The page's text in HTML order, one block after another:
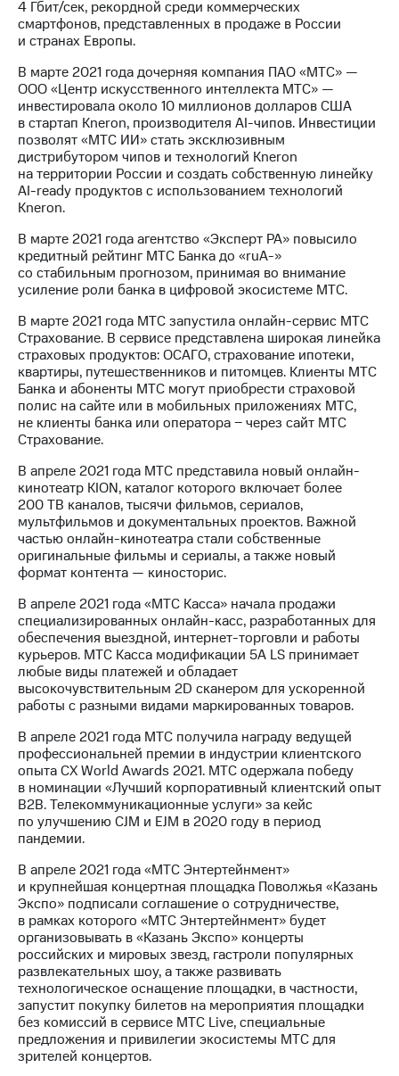
4 Гбит/сек, рекордной среди коммерческих
смартфонов, представленных в продаже в России
и странах Европы.
В марте 2021 года дочерняя компания ПАО «МТС» —
ООО «Центр искусственного интеллекта МТС» —
инвестировала около 10 миллионов долларов США
в стартап Kneron, производителя AI-чипов. Инвестиции
позволят «МТС ИИ» стать эксклюзивным
дистрибутором чипов и технологий Kneron
на территории России и создать собственную линейку
AI-ready продуктов с использованием технологий
Kneron.
В марте 2021 года агентство «Эксперт РА» повысило
кредитный рейтинг МТС Банка до «ruA-»
со стабильным прогнозом, принимая во внимание
усиление роли банка в цифровой экосистеме МТС.
В марте 2021 года МТС запустила онлайн-сервис МТС
Страхование. В сервисе представлена широкая линейка
страховых продуктов: ОСАГО, страхование ипотеки,
квартиры, путешественников и питомцев. Клиенты МТС
Банка и абоненты МТС могут приобрести страховой
полис на сайте или в мобильных приложениях МТС,
не клиенты банка или оператора − через сайт МТС
Страхование.
В апреле 2021 года МТС представила новый онлайн-
кинотеатр KION, каталог которого включает более
200 ТВ каналов, тысячи фильмов, сериалов,
мультфильмов и документальных проектов. Важной
частью онлайн-кинотеатра стали собственные
оригинальные фильмы и сериалы, а также новый
формат контента — киносторис.
В апреле 2021 года «МТС Касса» начала продажи
специализированных онлайн-касс, разработанных для
обеспечения выездной, интернет-торговли и работы
курьеров. МТС Касса модификации 5А LS принимает
любые виды платежей и обладает
высокочувствительным 2D сканером для ускоренной
работы с разными видами маркированных товаров.
В апреле 2021 года МТС получила награду ведущей
профессиональней премии в индустрии клиентского
опыта CX World Awards 2021. МТС одержала победу
в номинации «Лучший корпоративный клиентский опыт
В2В. Телекоммуникационные услуги» за кейс
по улучшению CJM и EJM в 2020 году в период
пандемии.
В апреле 2021 года «МТС Энтертейнмент»
и крупнейшая концертная площадка Поволжья «Казань
Экспо» подписали соглашение о сотрудничестве,
в рамках которого «МТС Энтертейнмент» будет
организовывать в «Казань Экспо» концерты
российских и мировых звезд, гастроли популярных
развлекательных шоу, а также развивать
технологическое оснащение площадки, в частности,
запустит покупку билетов на мероприятия площадки
без комиссий в сервисе МТС Live, специальные
предложения и привилегии экосистемы МТС для
зрителей концертов.